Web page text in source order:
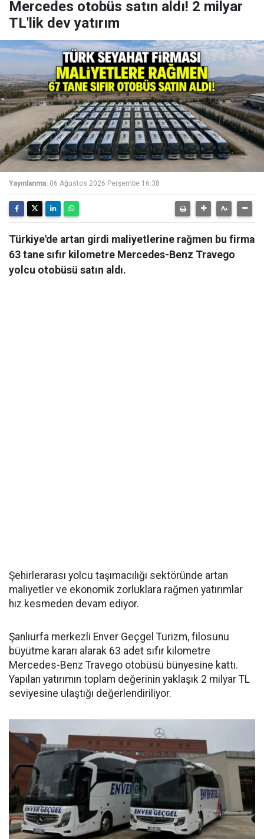
Mercedes otobüs satın aldı! 2 milyar
TL'lik dev yatırım
Yayınlanma: 06 Ağustos 2026 Perşembe 16:38
Türkiye'de artan girdi maliyetlerine rağmen bu firma
63 tane sıfır kilometre Mercedes-Benz Travego
yolcu otobüsü satın aldı.
Şehirlerarası yolcu taşımacılığı sektöründe artan
maliyetler ve ekonomik zorluklara rağmen yatırımlar
hız kesmeden devam ediyor.
Şanlıurfa merkezli Enver Geçgel Turizm, filosunu
büyütme kararı alarak 63 adet sıfır kilometre
Mercedes-Benz Travego otobüsü bünyesine kattı.
Yapılan yatırımın toplam değerinin yaklaşık 2 milyar TL
seviyesine ulaştığı değerlendiriliyor.